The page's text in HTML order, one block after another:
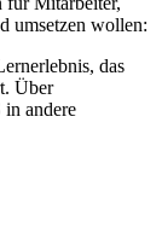
umsetzen wollen:
das
Über
in andere